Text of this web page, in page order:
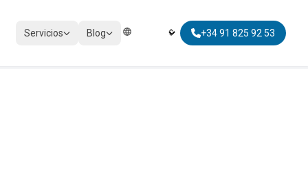
Servicios Blog
Elegir Idioma | Select Language
+34 91 825 92 53